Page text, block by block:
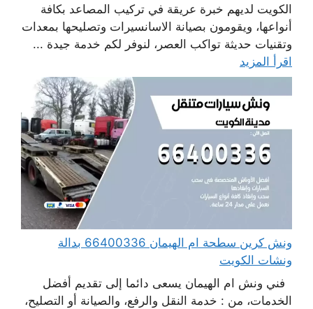
الكويت لديهم خبرة عريقة في تركيب المصاعد بكافة
أنواعها، ويقومون بصيانة الاسانسيرات وتصليحها بمعدات
وتقنيات حديثة تواكب العصر، لنوفر لكم خدمة جيدة ...
اقرأ المزيد
ونش كرين سطحة ام الهيمان 66400336 بدالة
ونشات الكويت
فني ونش ام الهيمان يسعى دائما إلى تقديم أفضل
الخدمات، من : خدمة النقل والرفع، والصيانة أو التصليح،